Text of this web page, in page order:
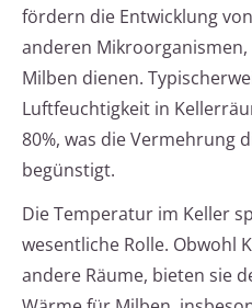
fördern die Entwicklung
anderen
Milben dienen.
Luftfeuchtigkeit in
80%, was die Vermehrung
begünstigt.
Die Temperatur im Keller
wesentliche Rolle. Obwohl
andere Räume, bieten sie